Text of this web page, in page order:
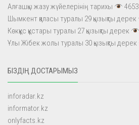
Алғашқы жазу жүйелерінің тарихы
4653
Шымкент қаласы туралы 29 қызықты дерек
Көкқұс құстары туралы 27 қызықты дерек
Ұлы Жібек жолы туралы 30 қызықты дерек
БІЗДІҢ ДОСТАРЫМЫЗ
inforadar.kz
informator.kz
onlyfacts.kz